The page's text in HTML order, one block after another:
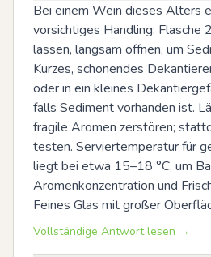
Bei einem Wein dieses Alters
vorsichtiges Handling: Flasche
lassen, langsam öffnen, um
Kurzes, schonendes
oder in ein kleines
falls Sediment vorhanden ist.
fragile Aromen zerstören;
testen. Serviertemperatur für
liegt bei etwa 15–18 °C, um
Aromenkonzentration und
Feines Glas mit großer
Vollständige Antwort lesen →